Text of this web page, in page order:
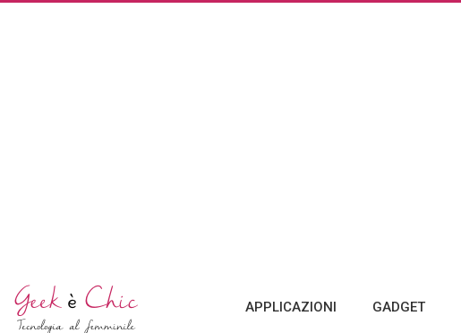
APPLICAZIONI GADGET